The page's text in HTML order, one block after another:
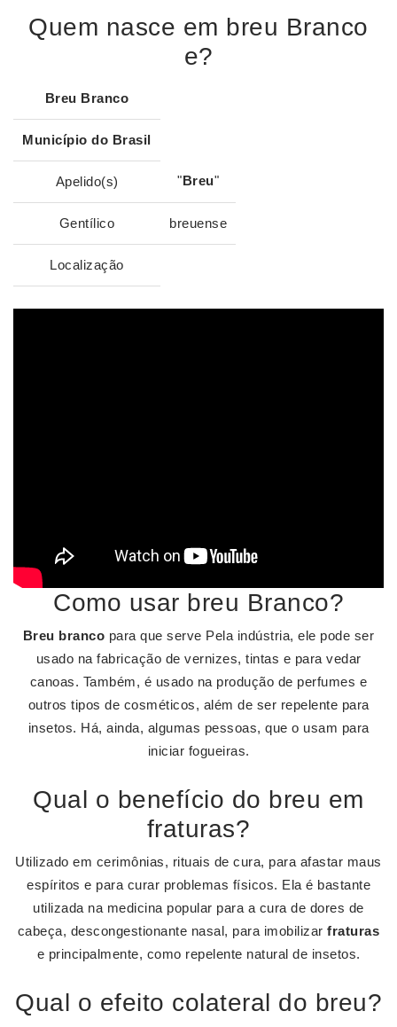
Quem nasce em breu Branco
e?
Breu Branco
Município do Brasil
Apelido(s) "Breu"
Gentílico breuense
Localização
Como usar breu Branco?
Breu branco para que serve Pela indústria, ele pode ser
usado na fabricação de vernizes, tintas e para vedar
canoas. Também, é usado na produção de perfumes e
outros tipos de cosméticos, além de ser repelente para
insetos. Há, ainda, algumas pessoas, que o usam para
iniciar fogueiras.
Qual o benefício do breu em
fraturas?
Utilizado em cerimônias, rituais de cura, para afastar maus
espíritos e para curar problemas físicos. Ela é bastante
utilizada na medicina popular para a cura de dores de
cabeça, descongestionante nasal, para imobilizarfraturas
e principalmente, como repelente natural de insetos.
Qual o efeito colateral do breu?